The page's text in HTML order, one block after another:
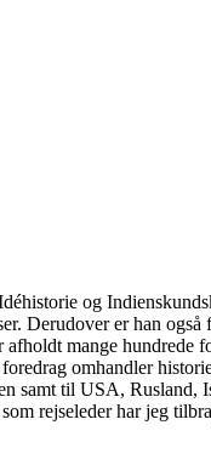
og
Derudover er han
afholdt mange
omhandler
samt til USA,
rejseleder har jeg